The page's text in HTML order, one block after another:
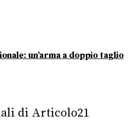
un’arma a doppio taglio
di Articolo21